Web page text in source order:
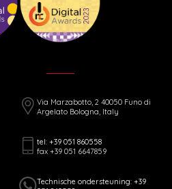
Via Marzabotto, 2 40050 Funo di
Argelato Bologna, Italy
tel: +39 051 860558
fax +39 051 6647859
Technische ondersteuning: +39